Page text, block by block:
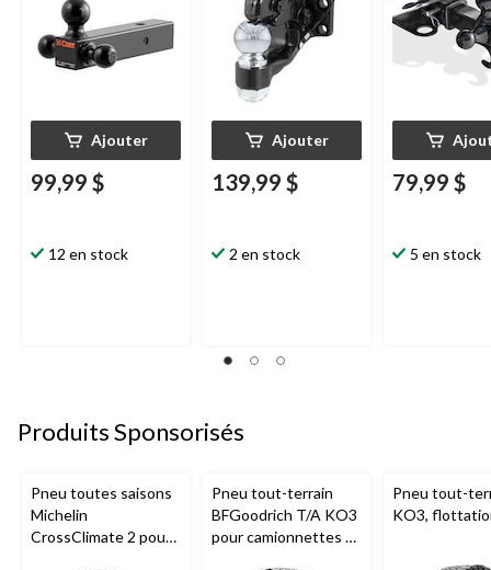
Ajouter
99,99 $
12 en stock
Ajouter
139,99 $
2 en stock
79,99 $
5 en stock
Produits Sponsorisés
Pneu toutes saisons
Michelin
CrossClimate 2 pour
Pneu tout-terrain
BFGoodrich T/A KO3
pour camionnettes et
Pneu tout-
KO3,